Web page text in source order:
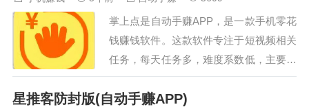
掌上点是自动手赚APP，是一款手机零花
钱赚钱软件。这款软件专注于短视频相关
任务，每天任务多，难度系数低，主要以
抖音和微信任务为主，全都是很简单的，
基本没操作难度，能让大家都轻松赚零花
星推客防封版(自动手赚APP)